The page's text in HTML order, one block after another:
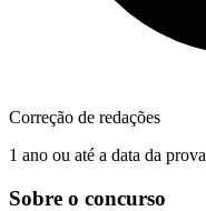
Correção de redações
1 ano ou até a data da prova
Sobre o concurso